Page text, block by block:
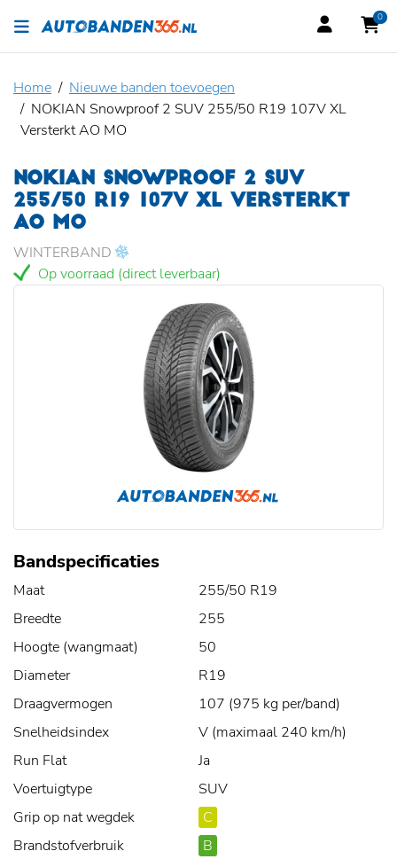
0
Home
Nieuwe banden toevoegen
NOKIAN Snowproof 2 SUV 255/50 R19 107V XL
Versterkt AO MO
NOKIAN SNOWPROOF 2 SUV
255/50 R19 107V XL VERSTERKT
AO MO
WINTERBAND
Op voorraad (direct leverbaar)
Bandspecificaties
Maat
255/50 R19
Breedte
255
Hoogte (wangmaat)
50
Diameter
R19
Draagvermogen
107 (975 kg per/band)
Snelheidsindex
V (maximaal 240 km/h)
Run Flat
Ja
Voertuigtype
SUV
Grip op nat wegdek
C
Brandstofverbruik
B